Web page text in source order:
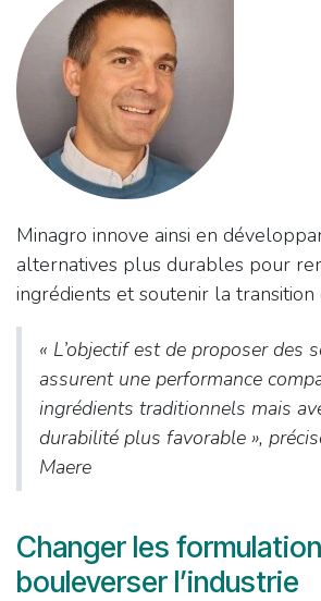
Minagro innove ainsi en
alternatives plus durables pour
ingrédients et soutenir la transition
« L’objectif est de proposer des
assurent une performance
ingrédients traditionnels mais
durabilité plus favorable »,
Maere
Changer les
bouleverser l’industrie